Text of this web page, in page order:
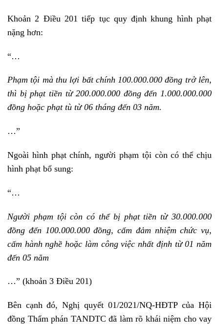
Khoản 2 Điều 201 tiếp tục quy định khung hình phạt
nặng hơn:
“…
Phạm tội mà thu lợi bất chính 100.000.000 đồng trở lên,
thì bị phạt tiền từ 200.000.000 đồng đến 1.000.000.000
đồng hoặc phạt tù từ 06 tháng đến 03 năm.
…”
Ngoài hình phạt chính, người phạm tội còn có thể chịu
hình phạt bổ sung:
“…
Người phạm tội còn có thể bị phạt tiền từ 30.000.000
đồng đến 100.000.000 đồng, cấm đảm nhiệm chức vụ,
cấm hành nghề hoặc làm công việc nhất định từ 01 năm
đến 05 năm
…” (khoản 3 Điều 201)
Bên cạnh đó, Nghị quyết 01/2021/NQ-HĐTP của Hội
đồng Thẩm phán TANDTC đã làm rõ khái niệm cho vay